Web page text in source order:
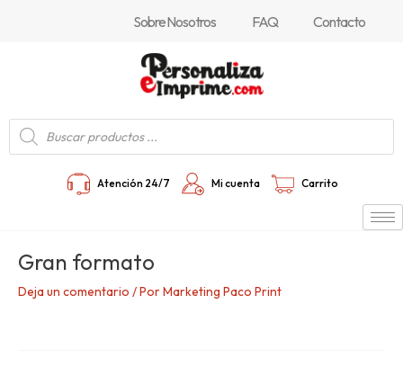
Sobre Nosotros FAQ Contacto
Búsqueda
de
productos
Atención 24/7 Mi cuenta Carrito
Gran formato
Deja un comentario / PorMarketing Paco Print